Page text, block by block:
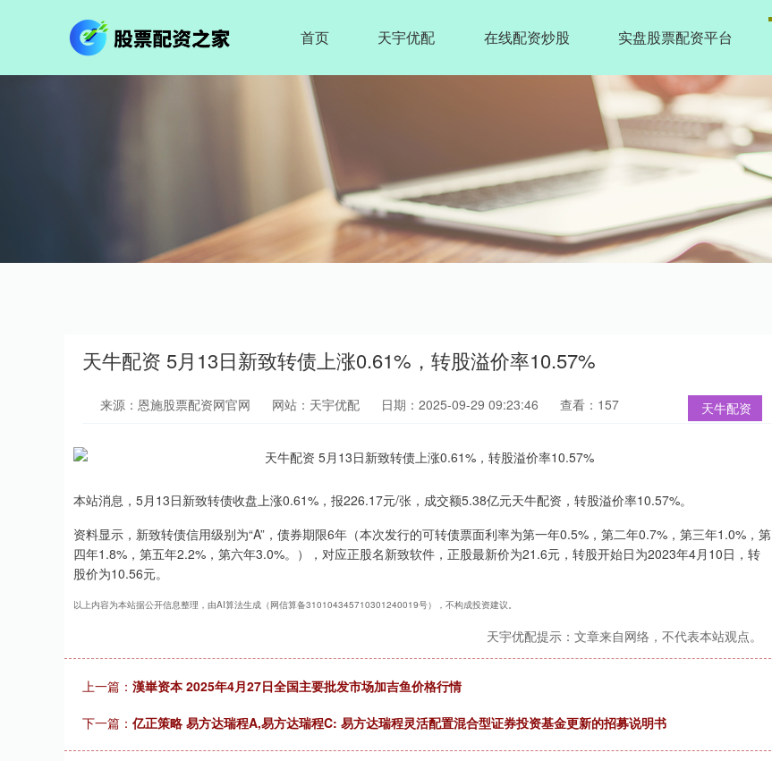
首页 天宇优配 在线配资炒股 实盘股票配资平台
天牛配资 5月13日新致转债上涨0.61%，转股溢价率10.57%
天牛配资
来源：恩施股票配资网官网 网站：天宇优配 日期：2025-09-29 09:23:46 查看：157
本站消息，5月13日新致转债收盘上涨0.61%，报226.17元/张，成交额5.38亿元天牛配资，转股溢价率10.57%。
资料显示，新致转债信用级别为“A”，债券期限6年（本次发行的可转债票面利率为第一年0.5%，第二年0.7%，第三年1.0%，第
四年1.8%，第五年2.2%，第六年3.0%。），对应正股名新致软件，正股最新价为21.6元，转股开始日为2023年4月10日，转
股价为10.56元。
以上内容为本站据公开信息整理，由AI算法生成（网信算备310104345710301240019号），不构成投资建议。
天宇优配提示：文章来自网络，不代表本站观点。
上一篇： 漢崋资本 2025年4月27日全国主要批发市场加吉鱼价格行情
下一篇： 亿正策略 易方达瑞程A,易方达瑞程C: 易方达瑞程灵活配置混合型证券投资基金更新的招募说明书